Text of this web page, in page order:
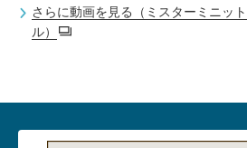
さらに動画を見る（ミスターミニッ
ル）